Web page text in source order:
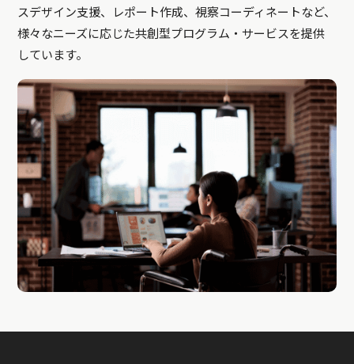
スデザイン支援、レポート作成、視察コーディネートなど、
様々なニーズに応じた共創型プログラム・サービスを提供
しています。